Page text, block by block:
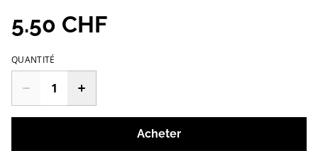
5.50 CHF
QUANTITÉ
Acheter